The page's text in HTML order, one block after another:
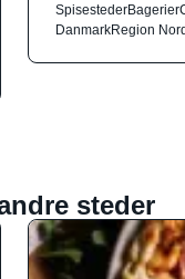
SpisestederBagerier
DanmarkRegion
steder